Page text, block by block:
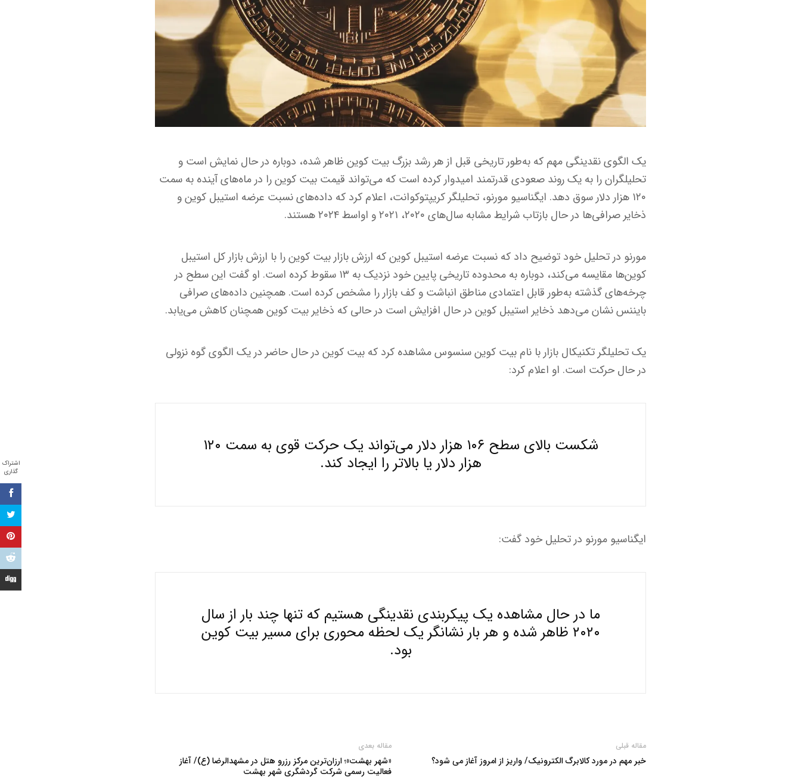
اشتراک
گذاری
یک الگوی نقدینگی مهم که به‌طور تاریخی قبل از هر رشد بزرگ بیت کوین ظاهر شده، دوباره در حال نمایش است و
تحلیلگران را به یک روند صعودی قدرتمند امیدوار کرده است که می‌تواند قیمت بیت کوین را در ماه‌های آینده به سمت
۱۲۰ هزار دلار سوق دهد. ایگناسیو مورنو، تحلیلگر کریپتوکوانت، اعلام کرد که داده‌های نسبت عرضه استیبل کوین و
ذخایر صرافی‌ها در حال بازتاب شرایط مشابه سال‌های ۲۰۲۰، ۲۰۲۱ و اواسط ۲۰۲۴ هستند.
مورنو در تحلیل خود توضیح داد که نسبت عرضه استیبل کوین که ارزش بازار بیت کوین را با ارزش بازار کل استیبل
کوین‌ها مقایسه می‌کند، دوباره به محدوده تاریخی پایین خود نزدیک به ۱۳ سقوط کرده است. او گفت این سطح در
چرخه‌های گذشته به‌طور قابل اعتمادی مناطق انباشت و کف بازار را مشخص کرده است. همچنین داده‌های صرافی
بایننس نشان می‌دهد ذخایر استیبل کوین در حال افزایش است در حالی که ذخایر بیت کوین همچنان کاهش می‌یابد.
یک تحلیلگر تکنیکال بازار با نام بیت کوین سنسوس مشاهده کرد که بیت کوین در حال حاضر در یک الگوی گوه نزولی
در حال حرکت است. او اعلام کرد:
شکست بالای سطح ۱۰۶ هزار دلار می‌تواند یک حرکت قوی به سمت ۱۲۰
هزار دلار یا بالاتر را ایجاد کند.
ایگناسیو مورنو در تحلیل خود گفت:
ما در حال مشاهده یک پیکربندی نقدینگی هستیم که تنها چند بار از سال
۲۰۲۰ ظاهر شده و هر بار نشانگر یک لحظه محوری برای مسیر بیت کوین
بود.
مقاله قبلی
خبر مهم در مورد کالابرگ الکترونیک/ واریز از امروز آغاز می شود؟
مقاله بعدی
«شهر بهشت»؛ ارزان‌ترین مرکز رزرو هتل در مشهدالرضا (ع)/ آغاز
فعالیت رسمی شرکت گردشگری شهر بهشت